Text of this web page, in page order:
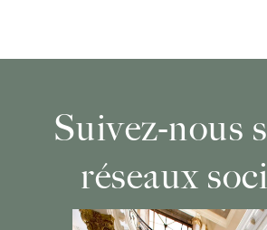
Suivez-nous
réseaux